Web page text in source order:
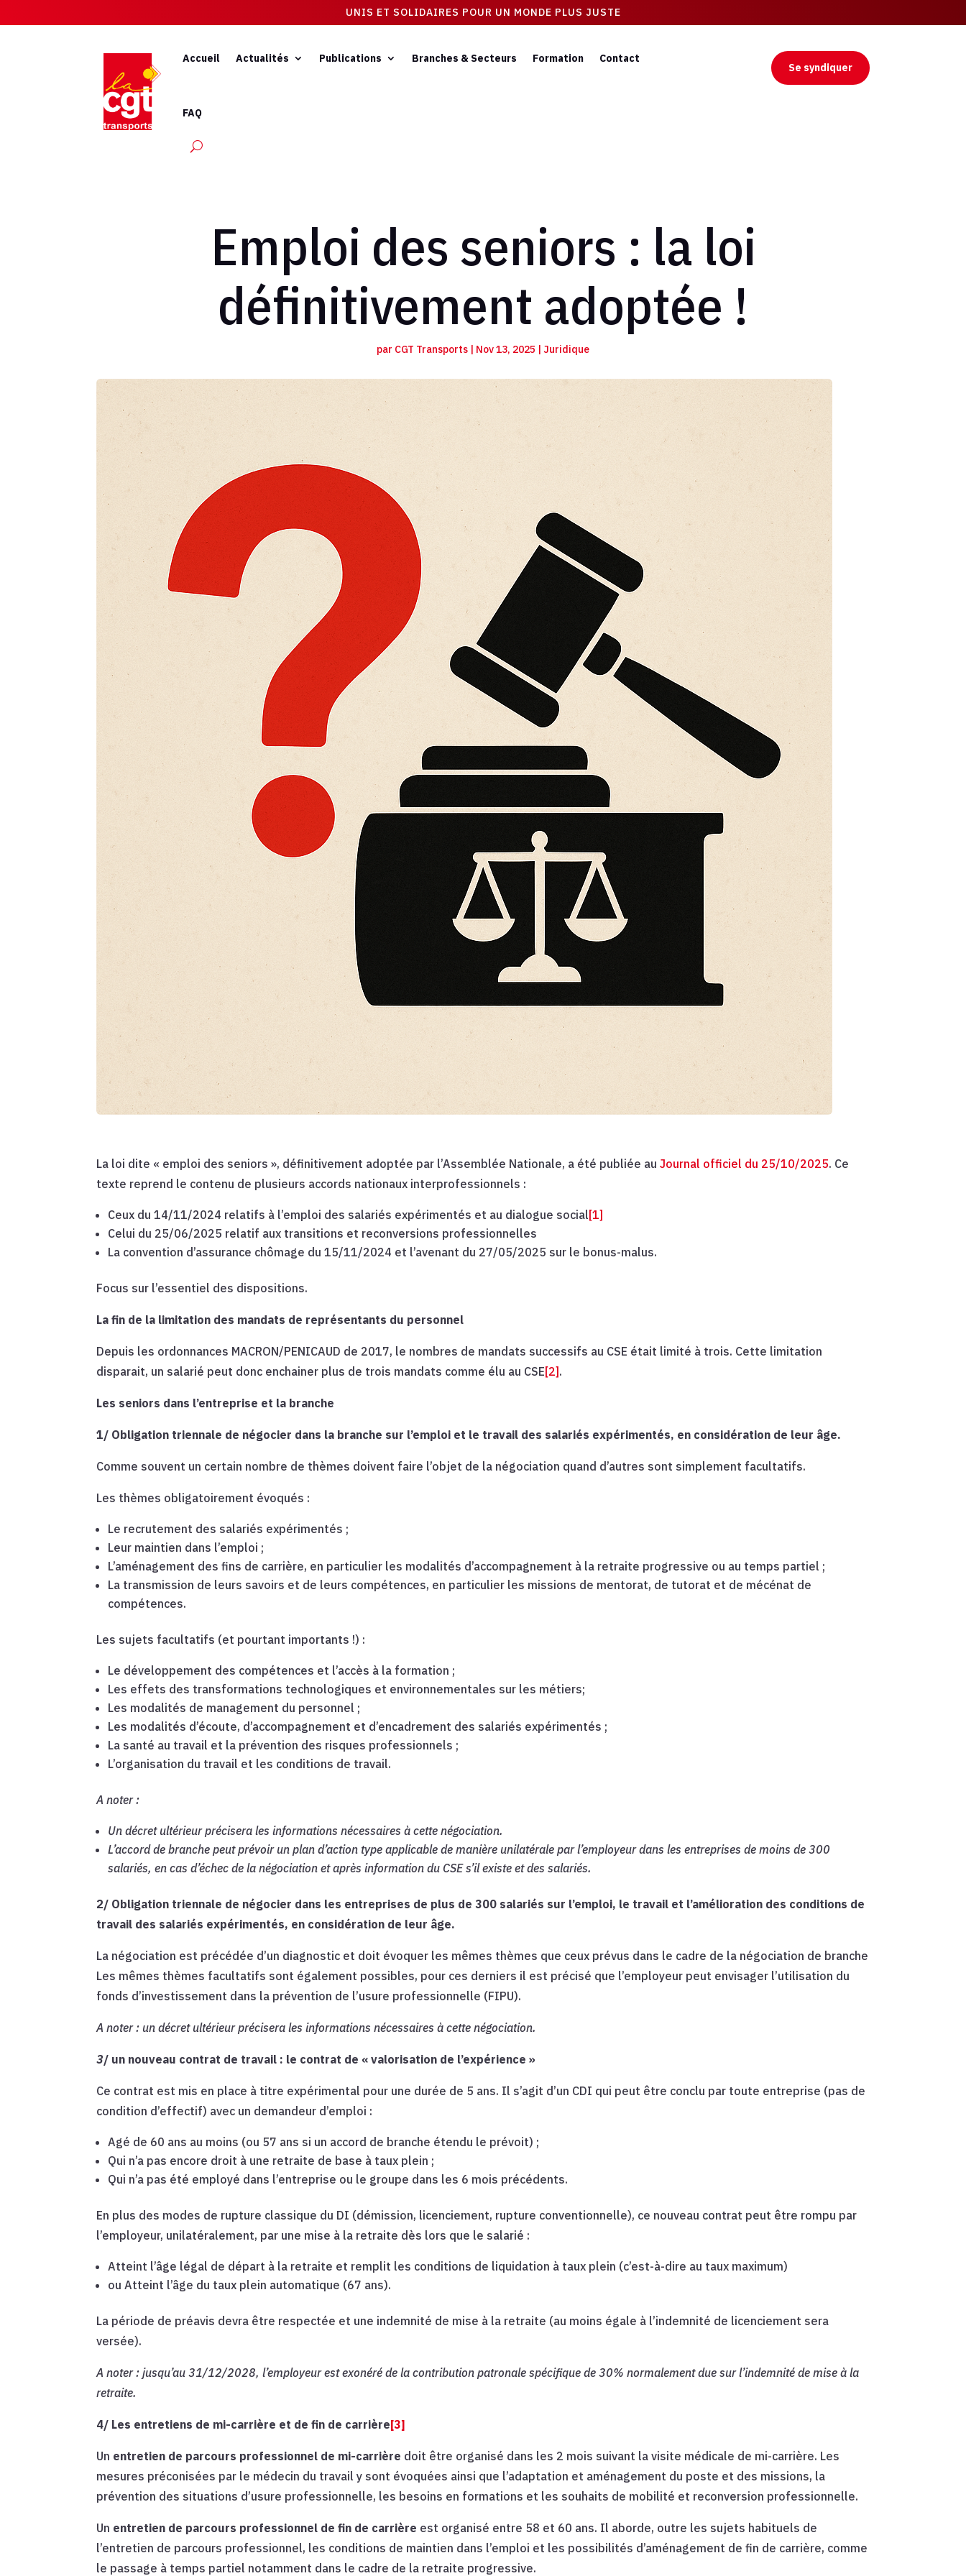
UNIS ET SOLIDAIRES POUR UN MONDE PLUS JUSTE
Accueil Actualités Publications Branches & Secteurs Formation Contact
FAQ
Se syndiquer
Emploi des seniors : la loi
définitivement adoptée !
par CGT Transports | Nov 13, 2025 | Juridique
La loi dite « emploi des seniors », définitivement adoptée par l’Assemblée Nationale, a été publiée auJournal officiel du 25/10/2025. Ce
texte reprend le contenu de plusieurs accords nationaux interprofessionnels :
Ceux du 14/11/2024 relatifs à l’emploi des salariés expérimentés et au dialogue social[1]
Celui du 25/06/2025 relatif aux transitions et reconversions professionnelles
La convention d’assurance chômage du 15/11/2024 et l’avenant du 27/05/2025 sur le bonus-malus.
Focus sur l’essentiel des dispositions.
La fin de la limitation des mandats de représentants du personnel
Depuis les ordonnances MACRON/PENICAUD de 2017, le nombres de mandats successifs au CSE était limité à trois. Cette limitation
disparait, un salarié peut donc enchainer plus de trois mandats comme élu au CSE[2].
Les seniors dans l’entreprise et la branche
1/ Obligation triennale de négocier dans la branche sur l’emploi et le travail des salariés expérimentés, en considération de leur âge.
Comme souvent un certain nombre de thèmes doivent faire l’objet de la négociation quand d’autres sont simplement facultatifs.
Les thèmes obligatoirement évoqués :
Le recrutement des salariés expérimentés ;
Leur maintien dans l’emploi ;
L’aménagement des fins de carrière, en particulier les modalités d’accompagnement à la retraite progressive ou au temps partiel ;
La transmission de leurs savoirs et de leurs compétences, en particulier les missions de mentorat, de tutorat et de mécénat de
compétences.
Les sujets facultatifs (et pourtant importants !) :
Le développement des compétences et l’accès à la formation ;
Les effets des transformations technologiques et environnementales sur les métiers;
Les modalités de management du personnel ;
Les modalités d’écoute, d’accompagnement et d’encadrement des salariés expérimentés ;
La santé au travail et la prévention des risques professionnels ;
L’organisation du travail et les conditions de travail.
A noter :
Un décret ultérieur précisera les informations nécessaires à cette négociation.
L’accord de branche peut prévoir un plan d’action type applicable de manière unilatérale par l’employeur dans les entreprises de moins de 300
salariés, en cas d’échec de la négociation et après information du CSE s’il existe et des salariés.
2/ Obligation triennale de négocier dans les entreprises de plus de 300 salariés sur l’emploi, le travail et l’amélioration des conditions de
travail des salariés expérimentés, en considération de leur âge.
La négociation est précédée d’un diagnostic et doit évoquer les mêmes thèmes que ceux prévus dans le cadre de la négociation de branche
Les mêmes thèmes facultatifs sont également possibles, pour ces derniers il est précisé que l’employeur peut envisager l’utilisation du
fonds d’investissement dans la prévention de l’usure professionnelle (FIPU).
A noter : un décret ultérieur précisera les informations nécessaires à cette négociation.
3/ un nouveau contrat de travail : le contrat de « valorisation de l’expérience »
Ce contrat est mis en place à titre expérimental pour une durée de 5 ans. Il s’agit d’un CDI qui peut être conclu par toute entreprise (pas de
condition d’effectif) avec un demandeur d’emploi :
Agé de 60 ans au moins (ou 57 ans si un accord de branche étendu le prévoit) ;
Qui n’a pas encore droit à une retraite de base à taux plein ;
Qui n’a pas été employé dans l’entreprise ou le groupe dans les 6 mois précédents.
En plus des modes de rupture classique du DI (démission, licenciement, rupture conventionnelle), ce nouveau contrat peut être rompu par
l’employeur, unilatéralement, par une mise à la retraite dès lors que le salarié :
Atteint l’âge légal de départ à la retraite et remplit les conditions de liquidation à taux plein (c’est-à-dire au taux maximum)
ou Atteint l’âge du taux plein automatique (67 ans).
La période de préavis devra être respectée et une indemnité de mise à la retraite (au moins égale à l’indemnité de licenciement sera
versée).
A noter : jusqu’au 31/12/2028, l’employeur est exonéré de la contribution patronale spécifique de 30% normalement due sur l’indemnité de mise à la
retraite.
4/ Les entretiens de mi-carrière et de fin de carrière[3]
Un entretien de parcours professionnel de mi-carrière doit être organisé dans les 2 mois suivant la visite médicale de mi-carrière. Les
mesures préconisées par le médecin du travail y sont évoquées ainsi que l’adaptation et aménagement du poste et des missions, la
prévention des situations d’usure professionnelle, les besoins en formations et les souhaits de mobilité et reconversion professionnelle.
Un entretien de parcours professionnel de fin de carrière est organisé entre 58 et 60 ans. Il aborde, outre les sujets habituels de
l’entretien de parcours professionnel, les conditions de maintien dans l’emploi et les possibilités d’aménagement de fin de carrière, comme
le passage à temps partiel notamment dans le cadre de la retraite progressive.